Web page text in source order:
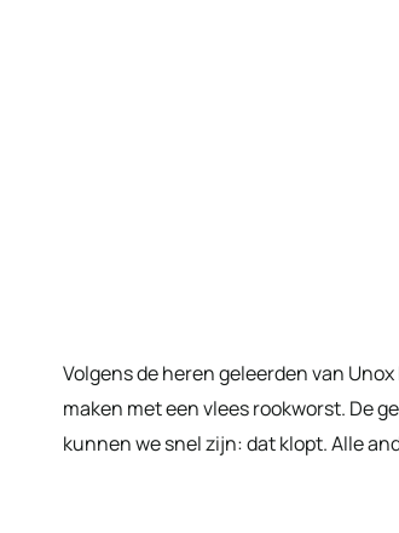
Volgens de heren geleerden van
maken met een vlees rookworst. De
kunnen we snel zijn: dat klopt. Alle